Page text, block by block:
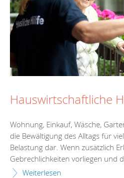
Hauswirtschaftliche
Wohnung, Einkauf, Wäsche,
die Bewältigung des Alltags für
Belastung dar. Wenn zusätzlich
Gebrechlichkeiten vorliegen und
Weiterlesen